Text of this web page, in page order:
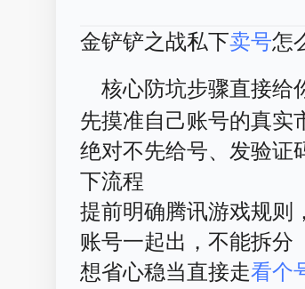
金铲铲之战私下卖号怎
核心防坑步骤直接给
先摸准自己账号的真实
绝对不先给号、发验证
下流程
提前明确腾讯游戏规则
账号一起出，不能拆分
想省心稳当直接走看个